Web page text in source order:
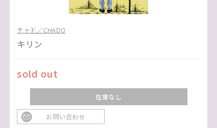
チャド／CHADO
キリン
sold out
在庫なし
お問い合わせ